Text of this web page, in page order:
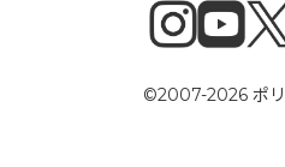
©2007-2026 ポ